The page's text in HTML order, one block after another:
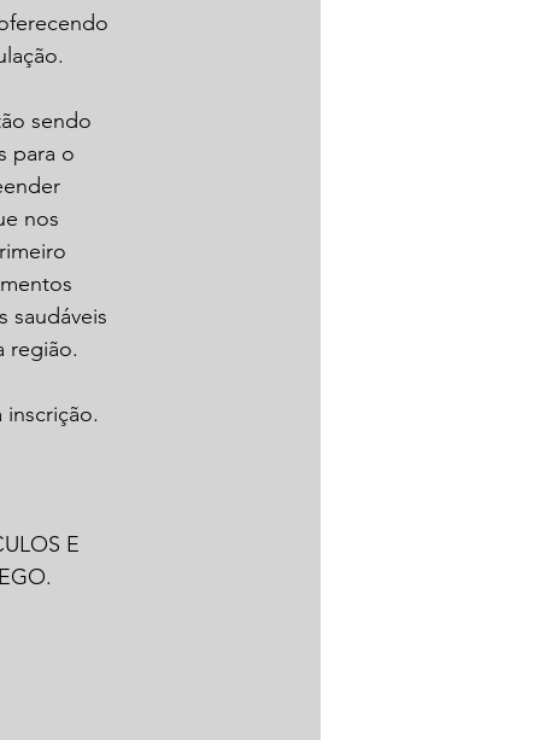
sendo
para o
nos
saudáveis
região.
inscrição.
E